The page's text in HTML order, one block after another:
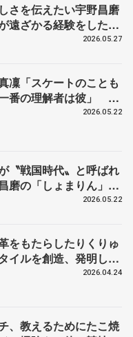
さを伝えたい宇野昌磨
遠ざかる経験をした本
2026.05.27
凜「スケートのことも
番の理解者は彼」 引
タビューで語った競技
2026.05.22
〝戦国時代〟と呼ばれ
の「しょまりん」ら
で参戦 国内の競争激
2026.05.22
をもたらしたりくりゅ
イルを創造、発明した
2026.04.24
、教えるためにたこ焼